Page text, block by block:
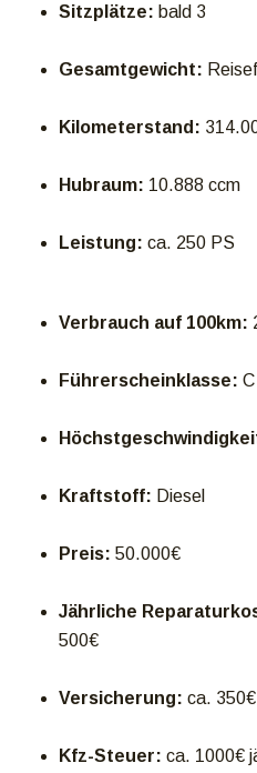
Sitzplätze: bald 3
Gesamtgewicht:
Kilometerstand:
Hubraum: 10.888 ccm
Leistung: ca. 250 PS
Verbrauch auf 100km:
Führerscheinklasse: C
Kraftstoff: Diesel
Preis: 50.000€
Jährliche
500€
Versicherung: ca.
Kfz-Steuer: ca. 1000€